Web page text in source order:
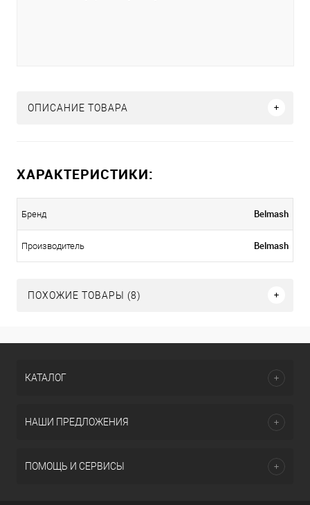
ОПИСАНИЕ ТОВАРА
ХАРАКТЕРИСТИКИ:
Бренд Belmash
Производитель Belmash
ПОХОЖИЕ ТОВАРЫ (8)
КАТАЛОГ
НАШИ ПРЕДЛОЖЕНИЯ
ПОМОЩЬ И СЕРВИСЫ